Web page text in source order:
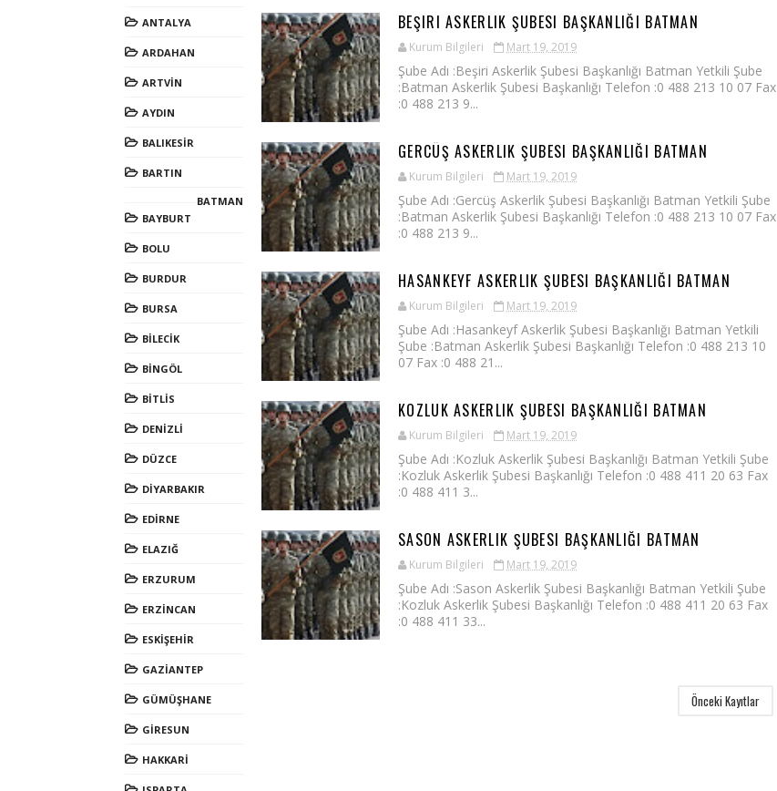
ANTALYA
ARDAHAN
ARTVİN
AYDIN
BALIKESİR
BARTIN
BATMAN
BAYBURT
BOLU
BURDUR
BURSA
BİLECİK
BİNGÖL
BİTLİS
DENİZLİ
DÜZCE
DİYARBAKIR
EDİRNE
ELAZIĞ
ERZURUM
ERZİNCAN
ESKİŞEHİR
GAZİANTEP
GÜMÜŞHANE
GİRESUN
HAKKARİ
BEŞIRI ASKERLIK ŞUBESI BAŞKANLIĞI BATMAN
Kurum Bilgileri Mart 19, 2019
Şube Adı :Beşiri Askerlik Şubesi Başkanlığı Batman Yetkili Şube
:Batman Askerlik Şubesi Başkanlığı Telefon :0 488 213 10 07 Fax
:0 488 213 9...
GERCÜŞ ASKERLIK ŞUBESI BAŞKANLIĞI BATMAN
Kurum Bilgileri Mart 19, 2019
Şube Adı :Gercüş Askerlik Şubesi Başkanlığı Batman Yetkili Şube
:Batman Askerlik Şubesi Başkanlığı Telefon :0 488 213 10 07 Fax
:0 488 213 9...
HASANKEYF ASKERLIK ŞUBESI BAŞKANLIĞI BATMAN
Kurum Bilgileri Mart 19, 2019
Şube Adı :Hasankeyf Askerlik Şubesi Başkanlığı Batman Yetkili
Şube :Batman Askerlik Şubesi Başkanlığı Telefon :0 488 213 10
07 Fax :0 488 21...
KOZLUK ASKERLIK ŞUBESI BAŞKANLIĞI BATMAN
Kurum Bilgileri Mart 19, 2019
Şube Adı :Kozluk Askerlik Şubesi Başkanlığı Batman Yetkili Şube
:Kozluk Askerlik Şubesi Başkanlığı Telefon :0 488 411 20 63 Fax
:0 488 411 3...
SASON ASKERLIK ŞUBESI BAŞKANLIĞI BATMAN
Kurum Bilgileri Mart 19, 2019
Şube Adı :Sason Askerlik Şubesi Başkanlığı Batman Yetkili Şube
:Kozluk Askerlik Şubesi Başkanlığı Telefon :0 488 411 20 63 Fax
:0 488 411 33...
Önceki Kayıtlar